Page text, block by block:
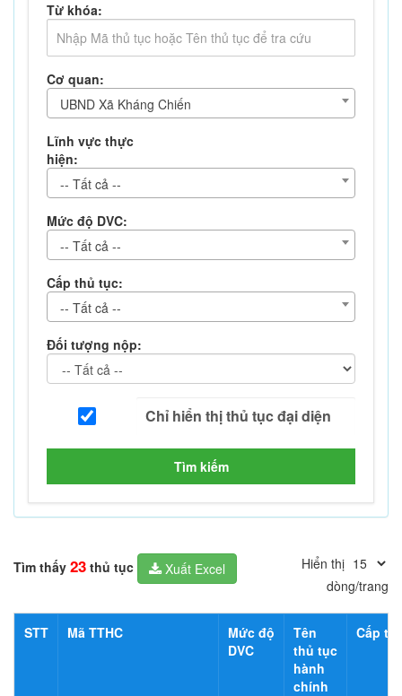
Từ khóa:
Cơ quan:
UBND Xã Kháng Chiến
Lĩnh vực thực
hiện:
-- Tất cả --
Mức độ DVC:
-- Tất cả --
Cấp thủ tục:
-- Tất cả --
Đối tượng nộp:
Tìm kiếm
Tìm thấy 23 thủ tục Xuất Excel
Hiển thị
dòng/trang
STT Mã TTHC
Mức độ
DVC
Tên
thủ tục
hành
chính
Cấp